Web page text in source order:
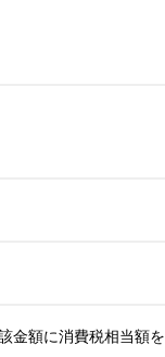
金額に消費税相当